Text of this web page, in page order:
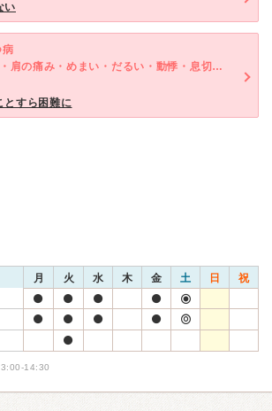
い
病
ほてり・肩こり・肩の痛み・めまい・だるい・動悸・息切れ・体調不良・寝つきが悪い・不眠・気が滅入る・不安・幻想・妄想
とすら困難に
月 火 水 木 金 土 日 祝
14:30